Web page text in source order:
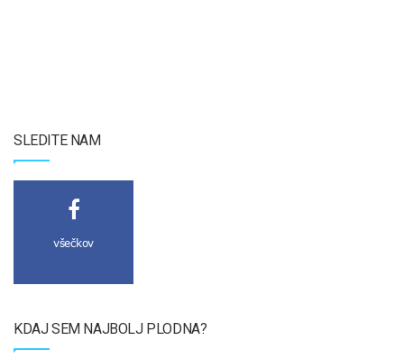
SLEDITE NAM
všečkov
KDAJ SEM NAJBOLJ PLODNA?